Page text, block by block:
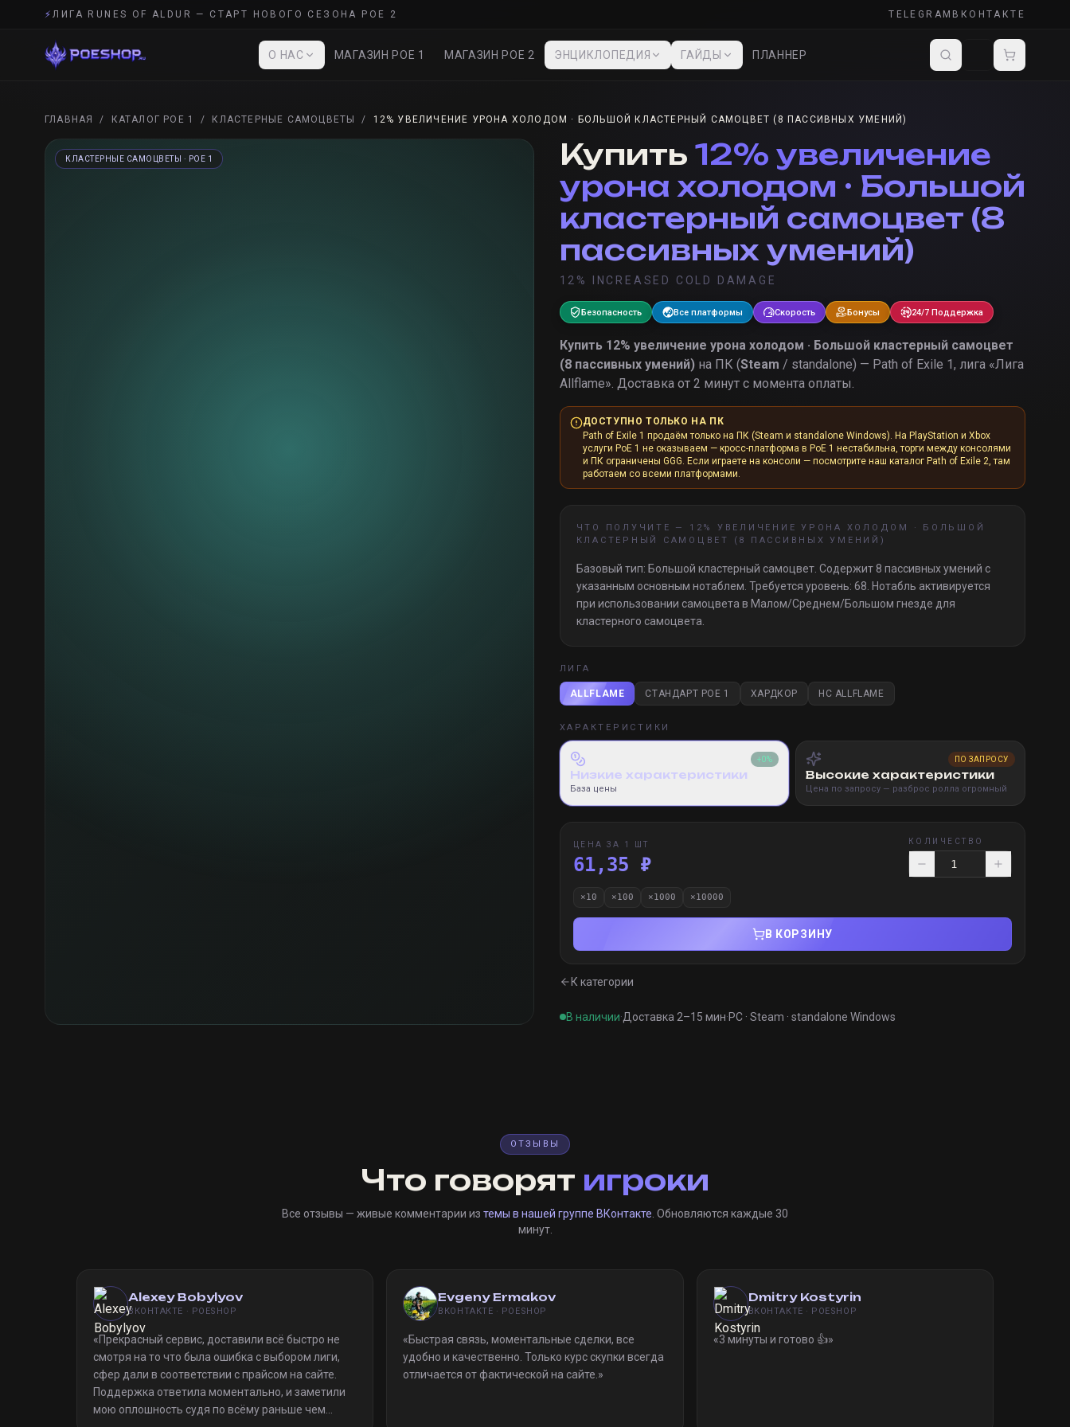
⚡ЛИГА RUNES OF ALDUR — СТАРТ НОВОГО СЕЗОНА POE 2 TELEGRAM ВКОНТАКТЕ
О НАС МАГАЗИН POE 1 МАГАЗИН POE 2 ЭНЦИКЛОПЕДИЯ ГАЙДЫ ПЛАННЕР
ГЛАВНАЯ / КАТАЛОГ POE 1 / КЛАСТЕРНЫЕ САМОЦВЕТЫ / 12% УВЕЛИЧЕНИЕ УРОНА ХОЛОДОМ · БОЛЬШОЙ КЛАСТЕРНЫЙ САМОЦВЕТ (8 ПАССИВНЫХ УМЕНИЙ)
КЛАСТЕРНЫЕ САМОЦВЕТЫ · POE 1 Купить 12% увеличение
урона холодом · Большой
кластерный самоцвет (8
пассивных умений)
12% INCREASED COLD DAMAGE
Безопасность Все платформы Скорость Бонусы 24/7 Поддержка
Купить 12% увеличение урона холодом · Большой кластерный самоцвет
(8 пассивных умений) на ПК (Steam / standalone) — Path of Exile 1, лига «Лига
Allflame». Доставка от 2 минут с момента оплаты.
ДОСТУПНО ТОЛЬКО НА ПК
Path of Exile 1 продаём только на ПК (Steam и standalone Windows). На PlayStation и Xbox
услуги PoE 1 не оказываем — кросс-платформа в PoE 1 нестабильна, торги между консолями
и ПК ограничены GGG. Если играете на консоли — посмотрите наш каталог Path of Exile 2, там
работаем со всеми платформами.
ЧТО ПОЛУЧИТЕ — 12% УВЕЛИЧЕНИЕ УРОНА ХОЛОДОМ · БОЛЬШОЙ
КЛАСТЕРНЫЙ САМОЦВЕТ (8 ПАССИВНЫХ УМЕНИЙ)
Базовый тип: Большой кластерный самоцвет. Содержит 8 пассивных умений с
указанным основным нотаблем. Требуется уровень: 68. Нотабль активируется
при использовании самоцвета в Малом/Среднем/Большом гнезде для
кластерного самоцвета.
ЛИГА
ALLFLAME СТАНДАРТ POE 1 ХАРДКОР HC ALLFLAME
ХАРАКТЕРИСТИКИ
+0%
Низкие характеристики
База цены
ПО ЗАПРОСУ
Высокие характеристики
Цена по запросу — разброс ролла огромный
ЦЕНА ЗА 1 ШТ
61,35 ₽
КОЛИЧЕСТВО
×10 ×100 ×1000 ×10000
В КОРЗИНУ
К категории
В наличии·Доставка 2–15 мин·PC · Steam · standalone Windows
ОТЗЫВЫ
Что говорят игроки
Все отзывы — живые комментарии из темы в нашей группе ВКонтакте . Обновляются каждые 30
минут.
Alexey Bobylyov
ВКОНТАКТЕ · POESHOP
«Прекрасный сервис, доставили всё быстро не
смотря на то что была ошибка с выбором лиги,
сфер дали в соответствии с прайсом на сайте.
Поддержка ответила моментально, и заметили
мою оплошность судя по всёму раньше чем
Evgeny Ermakov
ВКОНТАКТЕ · POESHOP
«Быстрая связь, моментальные сделки, все
удобно и качественно. Только курс скупки всегда
отличается от фактической на сайте. »
Dmitry Kostyrin
ВКОНТАКТЕ · POESHOP
«3 минуты и готово 👍»